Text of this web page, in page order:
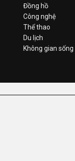
Đồng hồ
Công nghệ
Thể thao
Du lịch
Không gian sống